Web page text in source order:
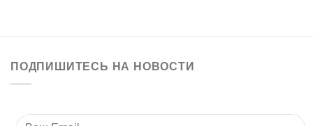
ПОДПИШИТЕСЬ НА НОВОСТИ